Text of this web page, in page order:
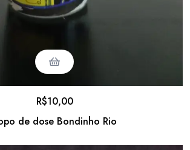
de dose Bondinho Rio
R$10,00